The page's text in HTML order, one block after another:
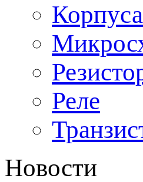
Корпуса
Реле
Новости